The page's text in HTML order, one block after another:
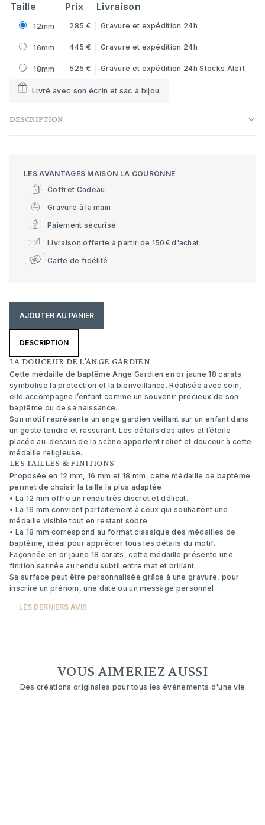
Taille Prix Livraison
12mm 285 € Gravure et expédition 24h
16mm 445 € Gravure et expédition 24h
18mm 525 € Gravure et expédition 24hStocks Alert
Livré avec son écrin et sac à bijou
DESCRIPTION
LES AVANTAGES MAISON LA COURONNE
Coffret Cadeau
Gravure à la main
Paiement sécurisé
Livraison offerte à partir de 150€ d'achat
Carte de fidélité
AJOUTER AU PANIER
DESCRIPTION
LA DOUCEUR DE L’ANGE GARDIEN
Cette médaille de baptême Ange Gardien en or jaune 18 carats
symbolise la protection et la bienveillance. Réalisée avec soin,
elle accompagne l’enfant comme un souvenir précieux de son
baptême ou de sa naissance.
Son motif représente un ange gardien veillant sur un enfant dans
un geste tendre et rassurant. Les détails des ailes et l’étoile
placée au-dessus de la scène apportent relief et douceur à cette
médaille religieuse.
LES TAILLES & FINITIONS
Proposée en 12 mm, 16 mm et 18 mm, cette médaille de baptême
permet de choisir la taille la plus adaptée.
• La 12 mm offre un rendu très discret et délicat.
• La 16 mm convient parfaitement à ceux qui souhaitent une
médaille visible tout en restant sobre.
• La 18 mm correspond au format classique des médailles de
baptême, idéal pour apprécier tous les détails du motif.
Façonnée en or jaune 18 carats, cette médaille présente une
finition satinée au rendu subtil entre mat et brillant.
Sa surface peut être personnalisée grâce à une gravure, pour
inscrire un prénom, une date ou un message personnel.
LES DERNIERS AVIS
VOUS AIMERIEZ AUSSI
Des créations originales pour tous les événements d'une vie